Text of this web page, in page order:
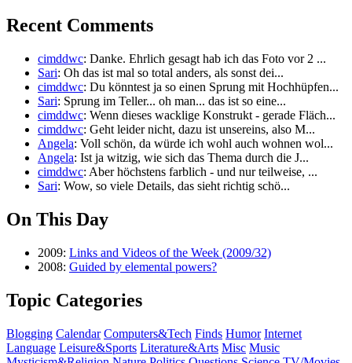
Recent Comments
cimddwc: Danke. Ehrlich gesagt hab ich das Foto vor 2 ...
Sari: Oh das ist mal so total anders, als sonst dei...
cimddwc: Du könntest ja so einen Sprung mit Hochhüpfen...
Sari: Sprung im Teller... oh man... das ist so eine...
cimddwc: Wenn dieses wacklige Konstrukt - gerade Fläch...
cimddwc: Geht leider nicht, dazu ist unsereins, also M...
Angela: Voll schön, da würde ich wohl auch wohnen wol...
Angela: Ist ja witzig, wie sich das Thema durch die J...
cimddwc: Aber höchstens farblich - und nur teilweise, ...
Sari: Wow, so viele Details, das sieht richtig schö...
On This Day
2009: Links and Videos of the Week (2009/32)
2008: Guided by elemental powers?
Topic Categories
Blogging Calendar Computers&Tech Finds Humor Internet
Language Leisure&Sports Literature&Arts Misc Music